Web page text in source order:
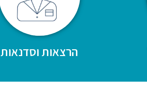
הרצאות וסדנאות